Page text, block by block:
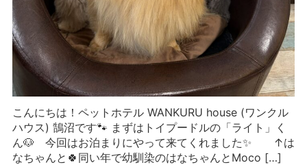
こんにちは！ペットホテル WANKURU house (ワンクル
ハウス) 鵠沼です🐾 まずはトイプードルの「ライト」く
ん🐶 今回はお泊まりにやって来てくれました✨ ↑は
なちゃんと🍀同い年で幼馴染のはなちゃんとMoco […]